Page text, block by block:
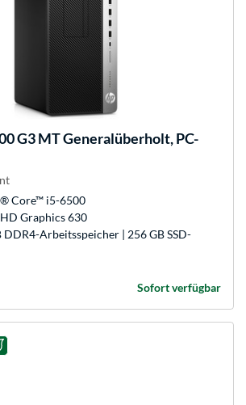
G3 MT Generalüberholt, PC-
Core™ i5-6500
Graphics 630
DDR4-Arbeitsspeicher | 256 GB SSD-
Sofort verfügbar